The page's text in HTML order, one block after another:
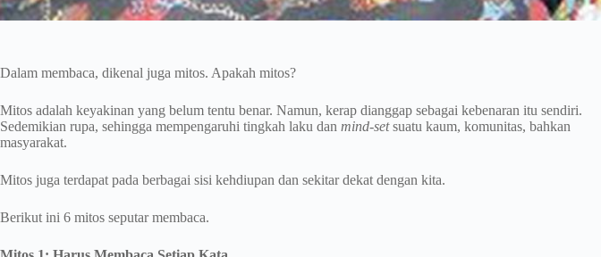
Dalam membaca, dikenal juga mitos. Apakah mitos?
Mitos adalah keyakinan yang belum tentu benar. Namun, kerap dianggap sebagai kebenaran itu sendiri.
Sedemikian rupa, sehingga mempengaruhi tingkah laku dan mind-setsuatu kaum, komunitas, bahkan
masyarakat.
Mitos juga terdapat pada berbagai sisi kehdiupan dan sekitar dekat dengan kita.
Berikut ini 6 mitos seputar membaca.